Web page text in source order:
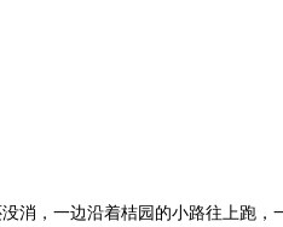
消，一边沿着桔园的小路往上跑，